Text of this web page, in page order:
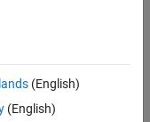
(English)
(English)